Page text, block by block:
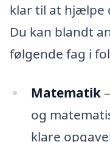
klar til at hjælpe
Du kan blandt
følgende fag i
Matematik
og
klare